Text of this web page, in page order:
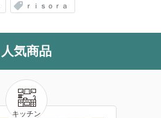
ｒｉｓｏｒａ
人気商品